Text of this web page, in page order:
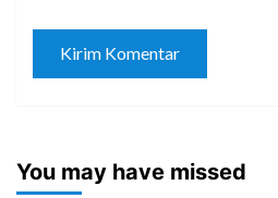
You may have missed